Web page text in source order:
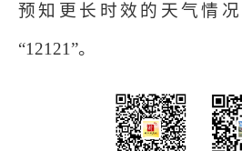
预知更长时效的天气情
“12121”。